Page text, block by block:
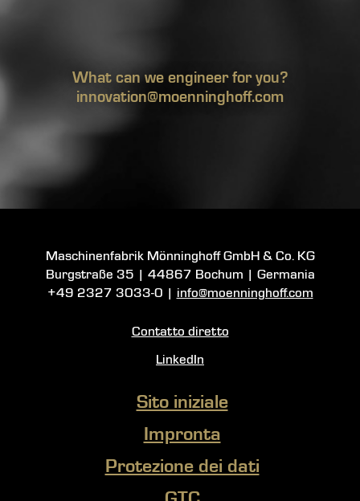
What can we engineer for you?
innovation@moenninghoff.com
Maschinenfabrik Mönninghoff GmbH & Co. KG
Burgstraße 35
44867 Bochum
| Germania
+49 2327 3033-0
info@moenninghoff.com
Contatto diretto
LinkedIn
Sito iniziale
Impronta
Protezione dei dati